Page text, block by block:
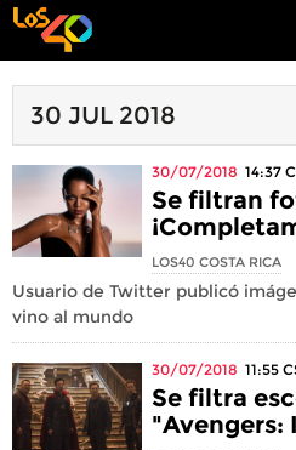
30 JUL 2018
30/07/2018 14:37
Se filtran
LOS40 COSTA RICA
Usuario de Twitter publicó
vino al mundo
30/07/2018 11:55
Se filtra
"Avengers: